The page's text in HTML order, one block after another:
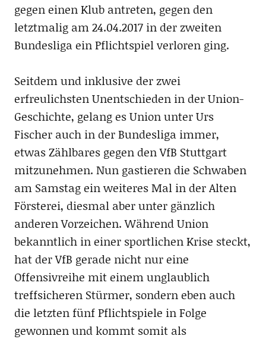
gegen einen Klub antreten, gegen den
letztmalig am 24.04.2017 in der zweiten
Bundesliga ein Pflichtspiel verloren ging.
Seitdem und inklusive der zwei
erfreulichsten Unentschieden in der Union-
Geschichte, gelang es Union unter Urs
Fischer auch in der Bundesliga immer,
etwas Zählbares gegen den VfB Stuttgart
mitzunehmen. Nun gastieren die Schwaben
am Samstag ein weiteres Mal in der Alten
Försterei, diesmal aber unter gänzlich
anderen Vorzeichen. Während Union
bekanntlich in einer sportlichen Krise steckt,
hat der VfB gerade nicht nur eine
Offensivreihe mit einem unglaublich
treffsicheren Stürmer, sondern eben auch
die letzten fünf Pflichtspiele in Folge
gewonnen und kommt somit als